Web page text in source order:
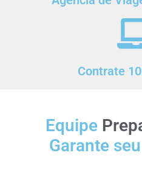
Contrate
Equipe
Garante